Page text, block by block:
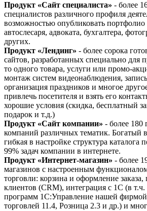
Продукт «Сайт специалиста» - более
специалистов различного профиля
возможностью опубликовать портфолио
автослесаря, адвоката, бухгалтера,
других.
Продукт «Лендинг» - более сорока
сайтов, разработанных специально для
то одного товара, услуги или промо-
монтаж систем видеонаблюдения,
организация праздников и многое
привлечь посетителя и взять его
хорошие условия (скидка, бесплатный
подарок и т.д.)
Продукт «Сайт компании» - более 180
компаний различных тематик. Богатый
гибкая в настройке структура каталога
99% задач компании в интернете.
Продукт «Интернет-магазин» - более
магазинов с настроенным
торговли: корзина и оформление
клиентов (CRM), интеграция с 1С (в т.ч.
программ 1С:Управление нашей
торговлей 11.4, Розница 2.3 и др.) и